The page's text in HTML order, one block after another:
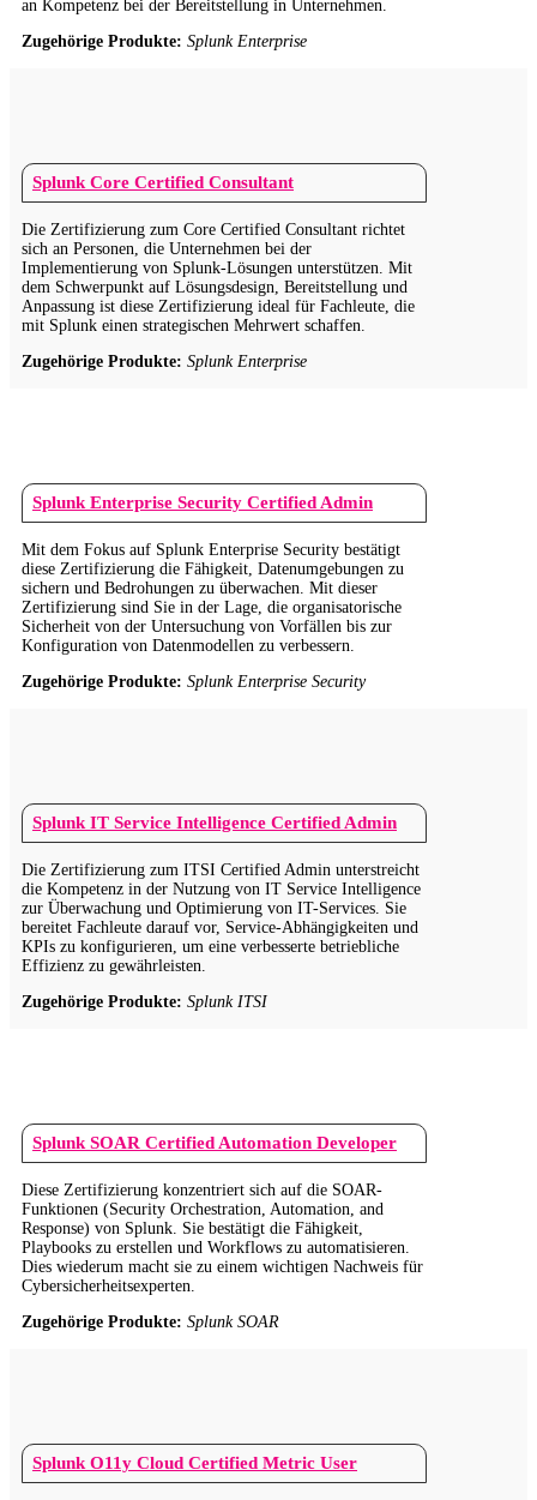
an Kompetenz bei der Bereitstellung in Unternehmen.
Zugehörige Produkte: Splunk Enterprise
Splunk Core Certified Consultant
Die Zertifizierung zum Core Certified Consultant richtet
sich an Personen, die Unternehmen bei der
Implementierung von Splunk-Lösungen unterstützen. Mit
dem Schwerpunkt auf Lösungsdesign, Bereitstellung und
Anpassung ist diese Zertifizierung ideal für Fachleute, die
mit Splunk einen strategischen Mehrwert schaffen.
Zugehörige Produkte: Splunk Enterprise
Splunk Enterprise Security Certified Admin
Mit dem Fokus auf Splunk Enterprise Security bestätigt
diese Zertifizierung die Fähigkeit, Datenumgebungen zu
sichern und Bedrohungen zu überwachen. Mit dieser
Zertifizierung sind Sie in der Lage, die organisatorische
Sicherheit von der Untersuchung von Vorfällen bis zur
Konfiguration von Datenmodellen zu verbessern.
Zugehörige Produkte: Splunk Enterprise Security
Splunk IT Service Intelligence Certified Admin
Die Zertifizierung zum ITSI Certified Admin unterstreicht
die Kompetenz in der Nutzung von IT Service Intelligence
zur Überwachung und Optimierung von IT-Services. Sie
bereitet Fachleute darauf vor, Service-Abhängigkeiten und
KPIs zu konfigurieren, um eine verbesserte betriebliche
Effizienz zu gewährleisten.
Zugehörige Produkte: Splunk ITSI
Splunk SOAR Certified Automation Developer
Diese Zertifizierung konzentriert sich auf die SOAR-
Funktionen (Security Orchestration, Automation, and
Response) von Splunk. Sie bestätigt die Fähigkeit,
Playbooks zu erstellen und Workflows zu automatisieren.
Dies wiederum macht sie zu einem wichtigen Nachweis für
Cybersicherheitsexperten.
Zugehörige Produkte: Splunk SOAR
Splunk O11y Cloud Certified Metric User